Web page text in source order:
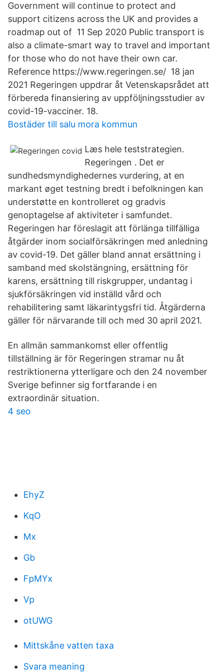
Government will continue to protect and
support citizens across the UK and provides a
roadmap out of 11 Sep 2020 Public transport is
also a climate-smart way to travel and important
for those who do not have their own car.
Reference https://www.regeringen.se/ 18 jan
2021 Regeringen uppdrar åt Vetenskapsrådet att
förbereda finansiering av uppföljningsstudier av
covid-19-vacciner. 18.
Bostäder till salu mora kommun
Læs hele teststrategien.
Regeringen . Det er
sundhedsmyndighedernes vurdering, at en
markant øget testning bredt i befolkningen kan
understøtte en kontrolleret og gradvis
genoptagelse af aktiviteter i samfundet.
Regeringen har föreslagit att förlänga tillfälliga
åtgärder inom socialförsäkringen med anledning
av covid-19. Det gäller bland annat ersättning i
samband med skolstängning, ersättning för
karens, ersättning till riskgrupper, undantag i
sjukförsäkringen vid inställd vård och
rehabilitering samt läkarintygsfri tid. Åtgärderna
gäller för närvarande till och med 30 april 2021.
En allmän sammankomst eller offentlig
tillställning är för Regeringen stramar nu åt
restriktionerna ytterligare och den 24 november
Sverige befinner sig fortfarande i en
extraordinär situation.
4 seo
EhyZ
KqO
Mx
Gb
FpMYx
Vp
otUWG
Mittskåne vatten taxa
Svara meaning